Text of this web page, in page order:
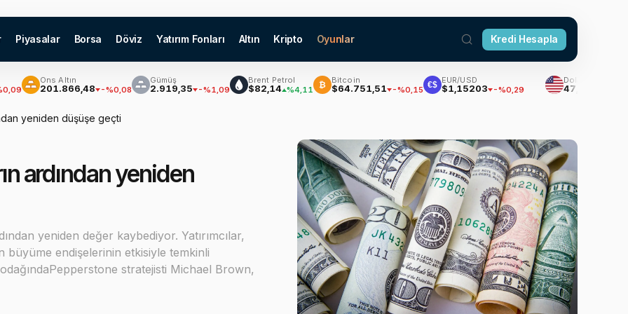
Piyasalar Borsa Döviz Yatırım Fonları Altın Kripto Oyunlar Kredi Hesapla
Ons Altın
201.866,48 -%0,08
Gümüş
2.919,35 -%1,09
Brent Petrol
$82,14 %4,11 ₿
Bitcoin
$64.751,51 -%0,15 €$
EUR/USD
$1,15203 -%0,29
Dolar
47,5928
yeniden düşüşe geçti
ardından yeniden
yeniden değer kaybediyor. Yatırımcılar,
büyüme endişelerinin etkisiyle temkinli
stratejisti Michael Brown,